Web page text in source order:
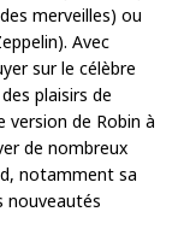
merveilles) ou
Avec
sur le célèbre
plaisirs de
de Robin à
de nombreux
notamment sa
nouveautés